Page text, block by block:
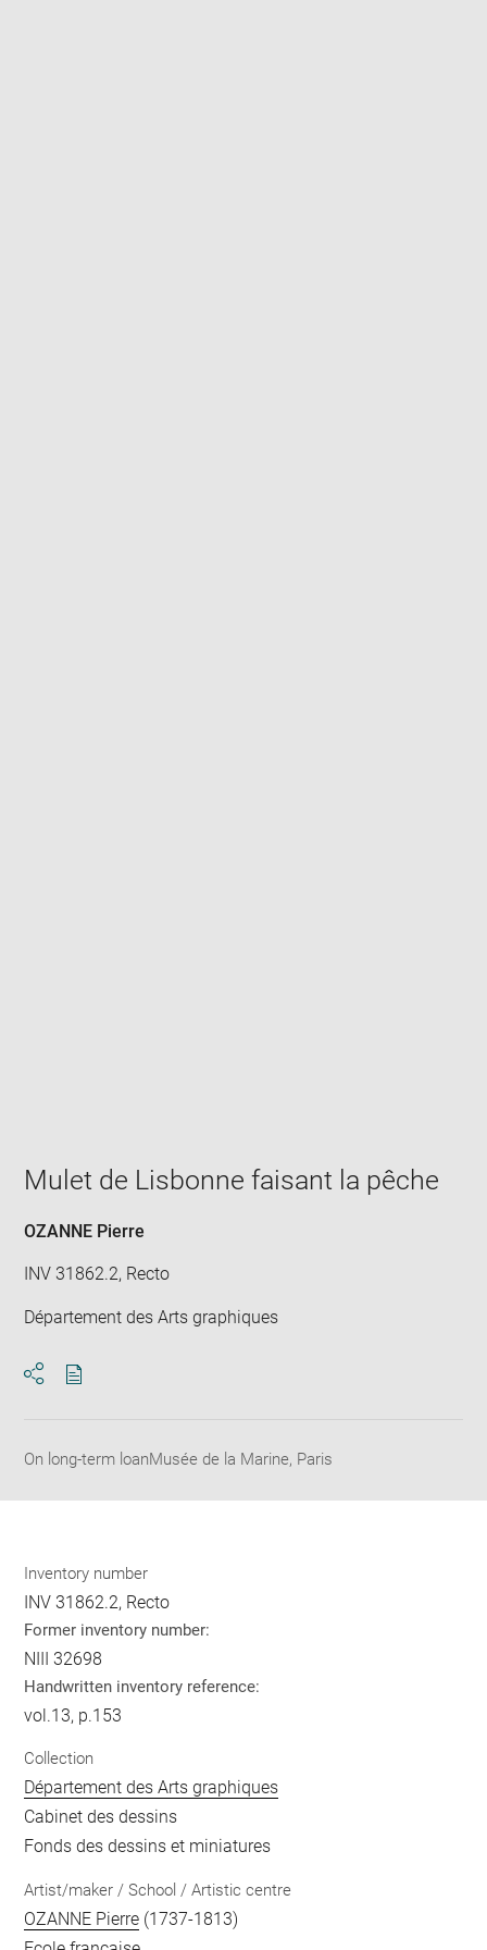
window
Mulet de Lisbonne faisant la pêche
OZANNE Pierre
INV 31862.2, Recto
Département des Arts graphiques
On long-term loanMusée de la Marine, Paris
Inventory number
INV 31862.2, Recto
Former inventory number:
NIII 32698
Handwritten inventory reference:
vol.13, p.153
Collection
Département des Arts graphiques
Cabinet des dessins
Fonds des dessins et miniatures
Artist/maker / School / Artistic centre
OZANNE Pierre (1737-1813)